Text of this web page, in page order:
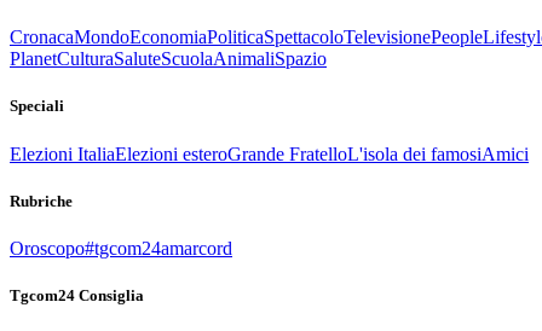
CronacaMondoEconomiaPoliticaSpettacoloTelevisionePeople
PlanetCulturaSaluteScuolaAnimaliSpazio
Speciali
Elezioni ItaliaElezioni esteroGrande FratelloL'isola dei famosiAmici
Rubriche
Oroscopo#tgcom24amarcord
Tgcom24 Consiglia